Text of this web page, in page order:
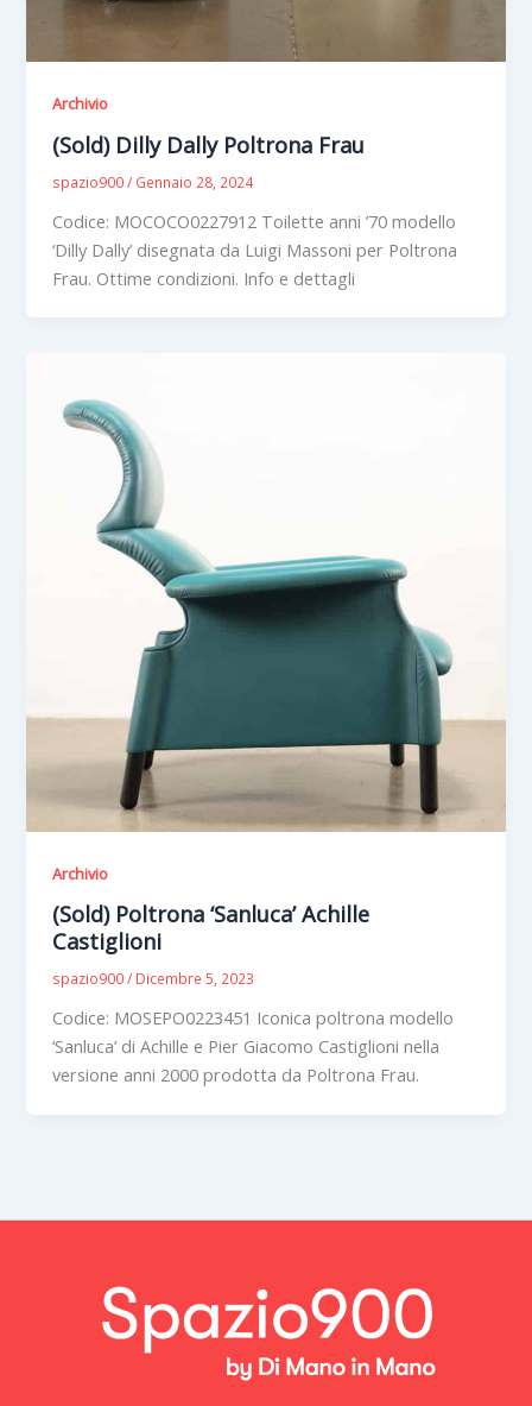
Archivio
(Sold) Dilly Dally Poltrona Frau
spazio900/ Gennaio 28, 2024
Codice: MOCOCO0227912 Toilette anni ’70 modello
‘Dilly Dally’ disegnata da Luigi Massoni per Poltrona
Frau. Ottime condizioni. Info e dettagli
Archivio
(Sold) Poltrona ‘Sanluca’ Achille
Castiglioni
spazio900/ Dicembre 5, 2023
Codice: MOSEPO0223451 Iconica poltrona modello
‘Sanluca’ di Achille e Pier Giacomo Castiglioni nella
versione anni 2000 prodotta da Poltrona Frau.